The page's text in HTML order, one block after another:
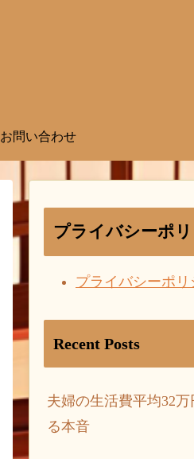
お問い合わせ
プライバシーポ
プライバシーポリ
Recent Posts
夫婦の生活費平均32
る本音